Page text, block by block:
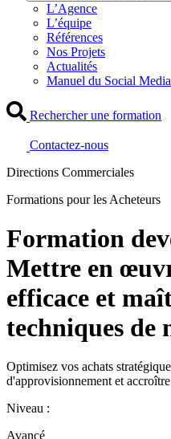
L’Agence
L’équipe
Références
Nos Projets
Actualités
Manuel du Social
Rechercher une formation
Contactez-nous
Directions Commerciales
Formations pour les Acheteurs
Formation
Mettre en
efficace et
techniques de
Optimisez vos achats
d'approvisionnement et
Niveau :
Avancé